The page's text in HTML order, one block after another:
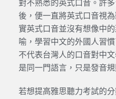
對不熟悉的英式口音。許
後，便一直將英式口音視
實英式口音並沒有想像中
喻，學習中文的外國人習
不代表台灣人的口音對中
是同一門語言，只是發音
若想提高雅思聽力考試的